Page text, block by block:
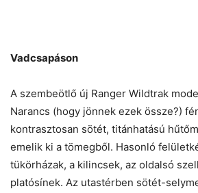
Vadcsapáson
A szembeötlő új Ranger Wildtrak
Narancs (hogy jönnek ezek össze?)
kontrasztosan sötét, titánhatású
emelik ki a tömegből. Hasonló
tükörházak, a kilincsek, az oldalsó
platósínek. Az utastérben sötét-